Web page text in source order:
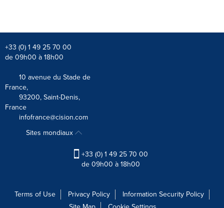
+33 (0) 1 49 25 70 00
de 09h00 à 18h00
10 avenue du Stade de
France,
93200, Saint-Denis,
France
infofrance@cision.com
Sites mondiaux
+33 (0) 1 49 25 70 00
de 09h00 à 18h00
Terms of Use Privacy Policy
Information Security Policy